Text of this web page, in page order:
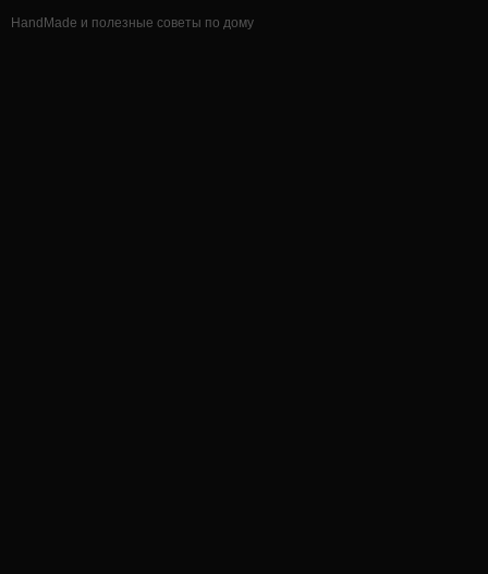
HandMade и полезные советы по дому